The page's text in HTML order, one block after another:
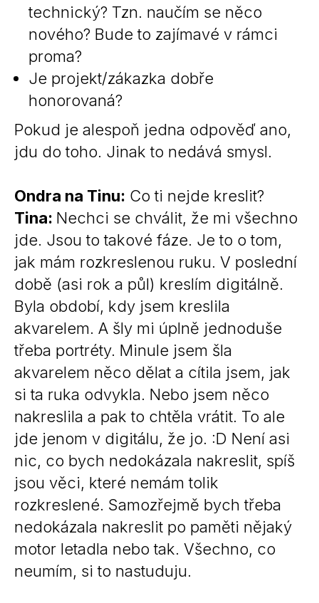
technický? Tzn. naučím se něco
nového? Bude to zajímavé v rámci
proma?
Je projekt/zákazka dobře
honorovaná?
Pokud je alespoň jedna odpověď ano,
jdu do toho. Jinak to nedává smysl.
Ondra na Tinu: Co ti nejde kreslit?
Tina: Nechci se chválit, že mi všechno
jde. Jsou to takové fáze. Je to o tom,
jak mám rozkreslenou ruku. V poslední
době (asi rok a půl) kreslím digitálně.
Byla období, kdy jsem kreslila
akvarelem. A šly mi úplně jednoduše
třeba portréty. Minule jsem šla
akvarelem něco dělat a cítila jsem, jak
si ta ruka odvykla. Nebo jsem něco
nakreslila a pak to chtěla vrátit. To ale
jde jenom v digitálu, že jo. :D Není asi
nic, co bych nedokázala nakreslit, spíš
jsou věci, které nemám tolik
rozkreslené. Samozřejmě bych třeba
nedokázala nakreslit po paměti nějaký
motor letadla nebo tak. Všechno, co
neumím, si to nastuduju.